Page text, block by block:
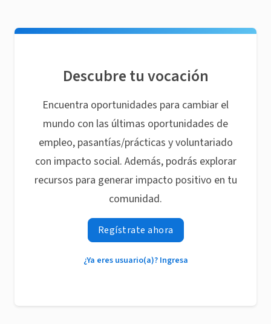
Descubre tu vocación
Encuentra oportunidades para cambiar el
mundo con las últimas oportunidades de
empleo, pasantías/prácticas y voluntariado
con impacto social. Además, podrás explorar
recursos para generar impacto positivo en tu
comunidad.
Regístrate ahora
¿Ya eres usuario(a)? Ingresa